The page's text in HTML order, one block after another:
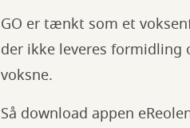
GO er tænkt som et
der ikke leveres
voksne.
Så download appen